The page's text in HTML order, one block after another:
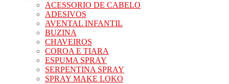
ACESSORIO DE CABELO
ADESIVOS
AVENTAL INFANTIL
BUZINA
CHAVEIROS
COROA E TIARA
ESPUMA SPRAY
SERPENTINA SPRAY
SPRAY MAKE LOKO